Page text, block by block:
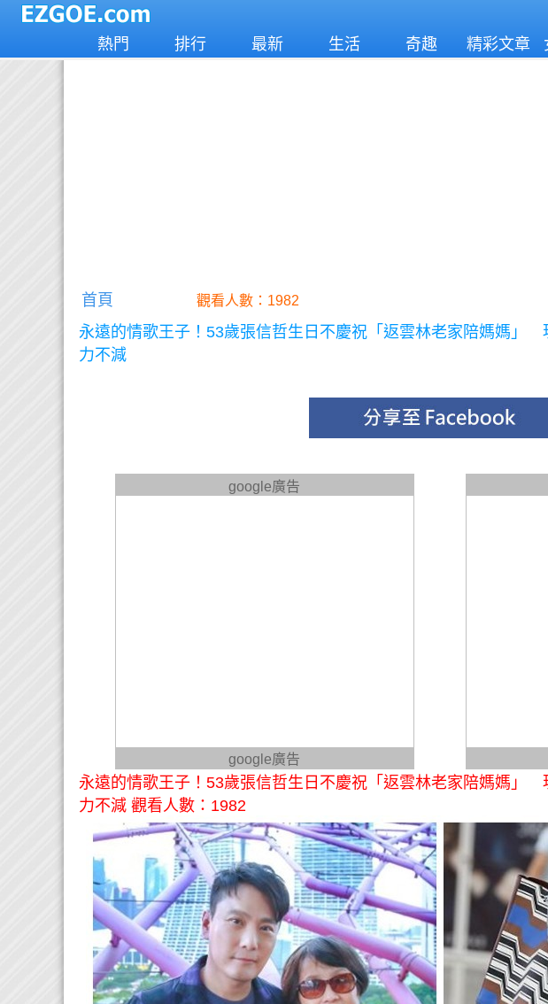
熱門 排行 最新 生活 奇趣 精彩文章
首頁 觀看人數：1982
永遠的情歌王子！53歲張信哲生日不慶祝「返雲林老家陪媽媽」
力不減
google廣告
google廣告
永遠的情歌王子！53歲張信哲生日不慶祝「返雲林老家陪媽媽」
力不減 觀看人數：1982